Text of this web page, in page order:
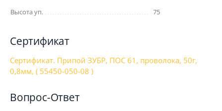
Высота уп.
75
Сертификат
Сертификат. Припой ЗУБР, ПОС 61, проволока, 50г,
0,8мм, ( 55450-050-08 )
Вопрос-Ответ